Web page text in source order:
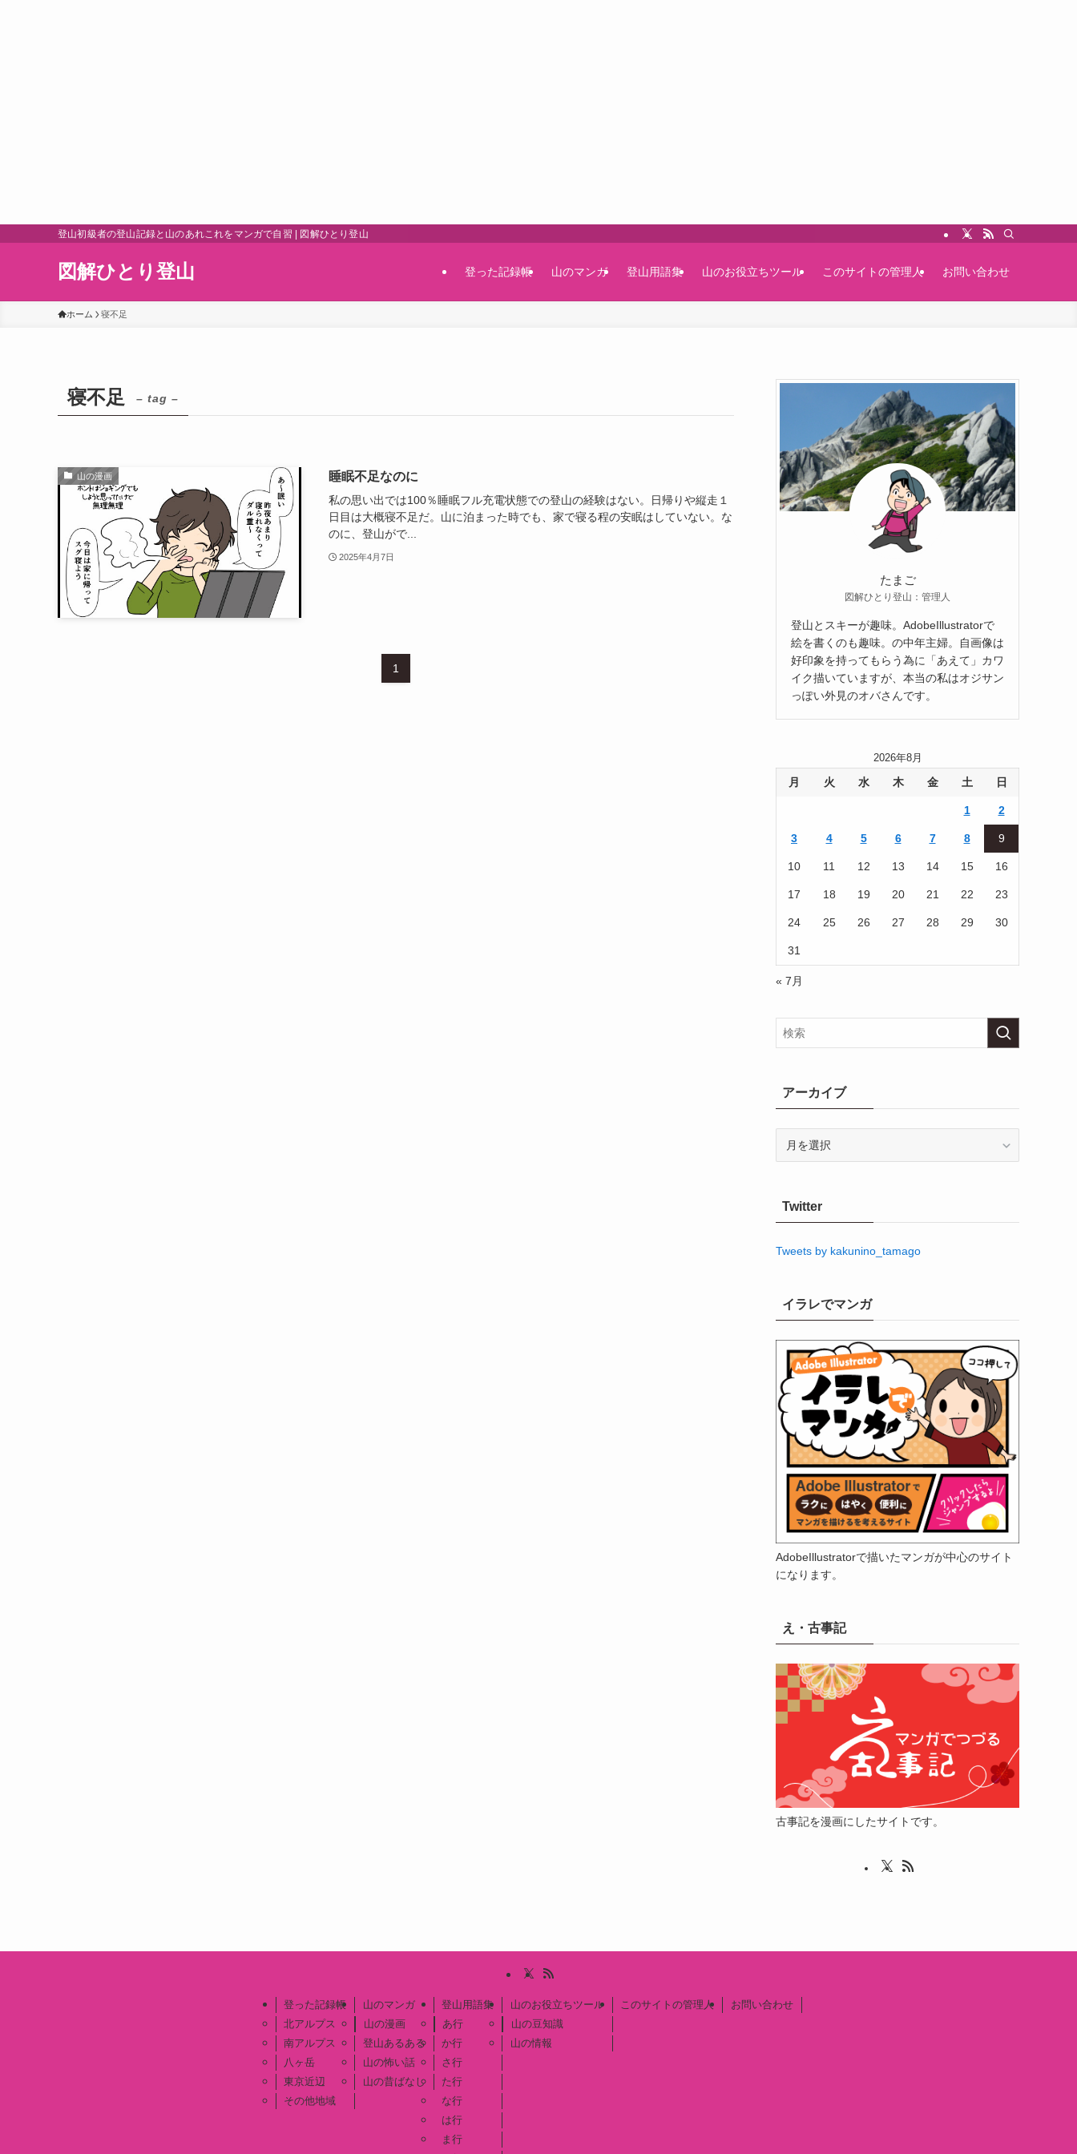
登山初級者の登山記録と山のあれこれをマンガで自習 | 図解ひとり登山
図解ひとり登山 登った記録帳 山のマンガ 登山用語集 山のお役立ちツール このサイトの管理人 お問い合わせ
ホーム 寝不足
寝不足 – tag –
山の漫画 睡眠不足なのに
私の思い出では100％睡眠フル充電状態での登山の経験はない。日帰りや縦走１
日目は大概寝不足だ。山に泊まった時でも、家で寝る程の安眠はしていない。な
のに、登山がで...
2025年4月7日
1
たまご
図解ひとり登山：管理人
登山とスキーが趣味。AdobeIllustratorで
絵を書くのも趣味。の中年主婦。自画像は
好印象を持ってもらう為に「あえて」カワ
イク描いていますが、本当の私はオジサン
っぽい外見のオバさんです。
2026年8月
月 火 水 木 金 土 日
1 2
3 4 5 6 7 8 9
10 11 12 13 14 15 16
17 18 19 20 21 22 23
24 25 26 27 28 29 30
31
« 7月
アーカイブ
ブTwitter
Tweets by kakunino_tamago
イラレでマンガ
AdobeIllustratorで描いたマンガが中心のサイト
になります。
え・古事記
古事記を漫画にしたサイトです。
登った記録帳
北アルプス
南アルプス
八ヶ岳
東京近辺
その他地域
山のマンガ
山の漫画
登山あるある
山の怖い話
山の昔ばなし
登山用語集
あ行
か行
さ行
た行
な行
は行
ま行
山のお役立ちツール
山の豆知識
山の情報
このサイトの管理人 お問い合わせ